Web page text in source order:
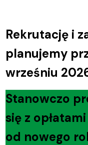
Rekrutację i
planujemy
wrześniu
Stanowczo
się z
od nowego